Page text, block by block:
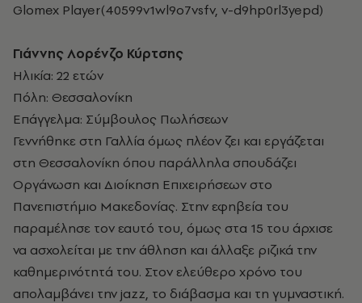
Glomex Player(40599v1wl9o7vsfv, v-d9hp0rl3yepd)
Γιάννης Λορένζο Κύρτσης
Ηλικία: 22 ετών
Πόλη: Θεσσαλονίκη
Επάγγελμα: Σύμβουλος Πωλήσεων
Γεννήθηκε στη Γαλλία όμως πλέον ζει και εργάζεται
στη Θεσσαλονίκη όπου παράλληλα σπουδάζει
Οργάνωση και Διοίκηση Επιχειρήσεων στο
Πανεπιστήμιο Μακεδονίας. Στην εφηβεία του
παραμέλησε τον εαυτό του, όμως στα 15 του άρχισε
να ασχολείται με την άθληση και άλλαξε ριζικά την
καθημερινότητά του. Στον ελεύθερο χρόνο του
απολαμβάνει την jazz, το διάβασμα και τη γυμναστική.